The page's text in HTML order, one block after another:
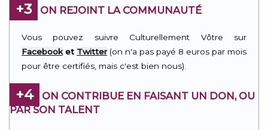
+3 ON REJOINT LA COMMUNAUTÉ
Vous pouvez suivre Culturellement Vôtre sur
Facebooket Twitter(on n'a pas payé 8 euros par mois
pour être certifiés, mais c'est bien nous).
+4
ON CONTRIBUE EN FAISANT UN DON, OU
PAR SON TALENT